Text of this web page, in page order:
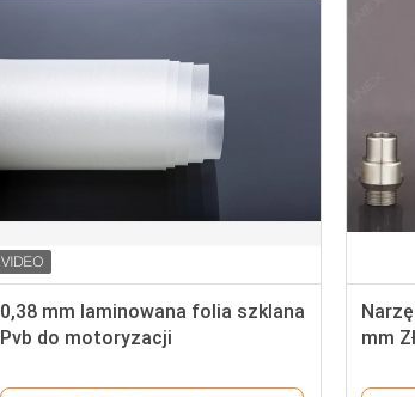
0,38 mm laminowana folia szklana
Pvb do motoryzacji
mm